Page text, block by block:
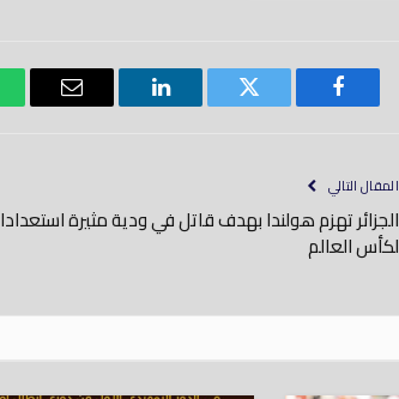
فيسبوك تويتر لينكدود
بريد
المقال التالي
الجزائر تهزم هولندا بهدف قاتل في ودية مثيرة استعدادا
لكأس العالم